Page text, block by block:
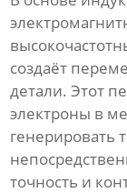
создаёт
детали. Этот
электроны в
генерировать
точность и